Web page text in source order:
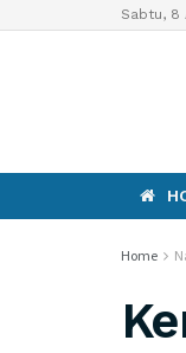
Sabtu, 8
Home